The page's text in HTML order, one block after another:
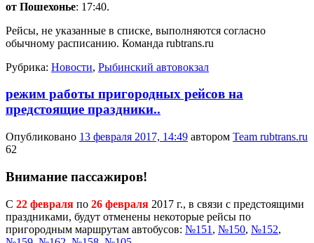
от Пошехонье: 17:40.
Рейсы, не указанные в списке, выполняются согласно
обычному расписанию. Команда rubtrans.ru
Рубрика: Новости, Рыбинский автовокзал
режим работы пригородных рейсов на
предстоящие праздники..
Опубликовано 13 февраля 2017, 14:49 автором Team rubtrans.ru
62
Внимание пассажиров!
C 22 февраля по 26 февраля 2017 г., в связи с предстоящими
праздниками, будут отменены некоторые рейсы по
пригородным маршрутам автобусов: №151 , №150, №152,